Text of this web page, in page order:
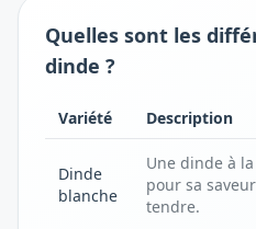
Quelles sont les
dinde ?
Variété Description
Dinde
blanche
Une dinde à
pour sa
tendre.